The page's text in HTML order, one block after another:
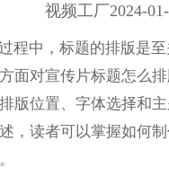
视频工厂2024-
程中，标题的排版是
面对宣传片标题怎么
版位置、字体选择和
，读者可以掌握如何